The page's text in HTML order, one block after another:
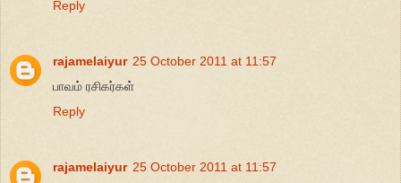
Reply
rajamelaiyur 25 October 2011 at 11:57
பாவம் ரசிகர்கள்
Reply
rajamelaiyur 25 October 2011 at 11:57